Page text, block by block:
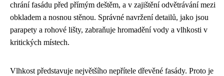
chrání fasádu před přímým deštěm, a v zajištění odvětrávání mezi
obkladem a nosnou stěnou. Správné navržení detailů, jako jsou
parapety a rohové lišty, zabraňuje hromadění vody a vlhkosti v
kritických místech.
Vlhkost představuje největšího nepřítele dřevěné fasády. Proto je